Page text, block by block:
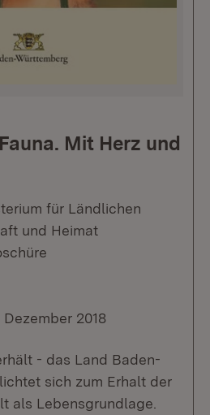
Mit Herz und
für Ländlichen
und Heimat
2018
- das Land Baden-
sich zum Erhalt der
als Lebensgrundlage.